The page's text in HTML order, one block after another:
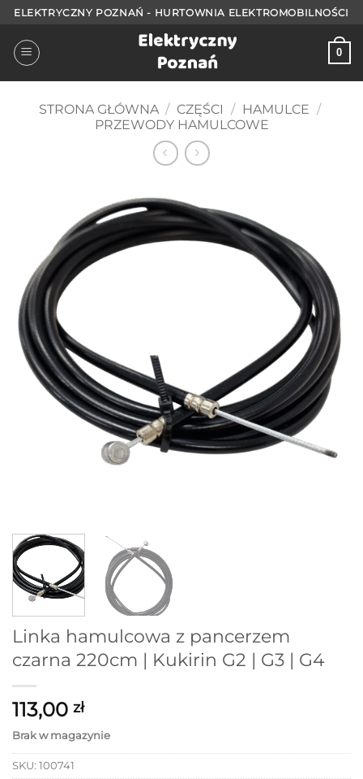
Przejdź
treści
ELEKTRYCZNY POZNAŃ - HURTOWNIA ELEKTROMOBILNOŚCI
0
STRONA GŁÓWNA / CZĘŚCI / HAMULCE /
PRZEWODY HAMULCOWE
Linka hamulcowa z pancerzem
czarna 220cm | Kukirin G2 | G3 | G4
113,00 zł
Brak w magazynie
SKU: 100741